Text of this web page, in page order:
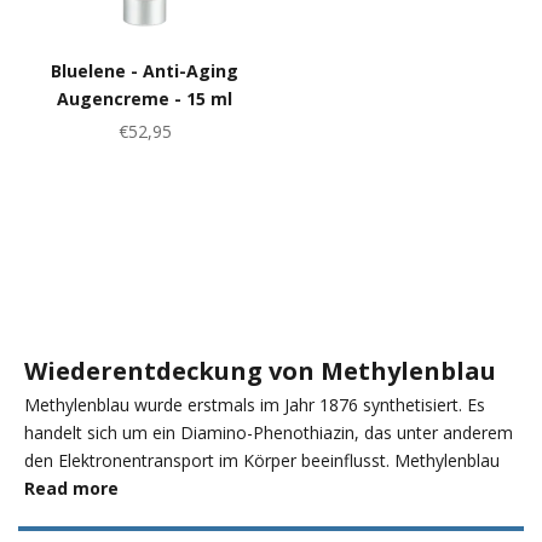
Bluelene - Anti-Aging
Augencreme - 15 ml
Angebot
€52,95
Wiederentdeckung von Methylenblau
Methylenblau wurde erstmals im Jahr 1876 synthetisiert. Es
handelt sich um ein Diamino-Phenothiazin, das unter anderem
den Elektronentransport im Körper beeinflusst. Methylenblau
kann in intrazelluläre Kompartimente wie Mitochondrien,
Read more